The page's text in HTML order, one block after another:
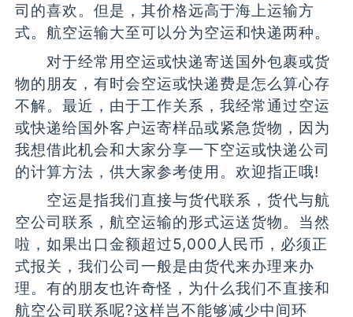
司的喜欢。但是，其价格远高于海上运输方
式。航空运输大至可以分为空运和快递两种。
对于经常用空运或快递寄送国外包裹或货
物的朋友，有时会空运或快递费是怎么算心存
不解。最近，由于工作关系，我经常通过空运
或快递给国外客户运寄样品或紧急货物，因为
我想借此机会和大家分享一下空运或快递公司
的计算方法，供大家参考使用。欢迎指正哦!
空运是指我们直接与货代联系，货代与航
空公司联系，航空运输的形式运送货物。当然
啦，如果出口金额超过5,000人民币，必须正
式报关，我们公司一般是由货代来办理来办
理。有的朋友也许奇怪，为什么我们不直接和
航空公司联系呢?这样岂不能够减少中间环